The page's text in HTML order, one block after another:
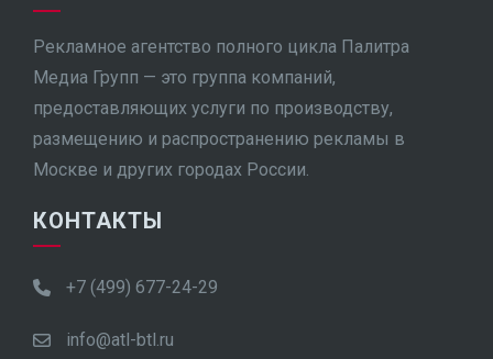
Рекламное агентство полного цикла Палитра
Медиа Групп — это группа компаний,
предоставляющих услуги по производству,
размещению и распространению рекламы в
Москве и других городах России.
КОНТАКТЫ
+7 (499) 677-24-29
info@atl-btl.ru